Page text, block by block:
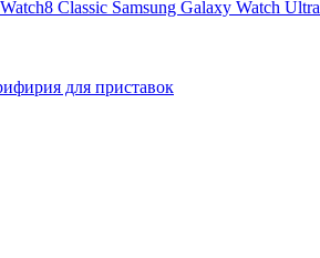
Classic Samsung Galaxy Watch Ultra
для приставок